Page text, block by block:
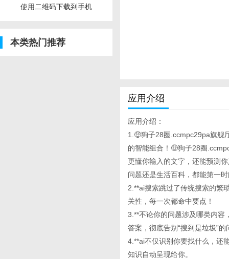
使用二维码下载到手机
本类热门推荐
应用介绍
应用介绍：
1.🤑狗子28圈.ccmpc29pa旗舰
的智能组合！🤑狗子28圈
更懂你输入的文字，还能预测
问题还是生活百科，都能第一
2.**ai搜索跳过了传统搜索的繁
关性，每一次都命中要点！
3.**不论你的问题涉及哪类内容
答案，彻底告别“搜到是垃圾”的
4.**ai不仅识别你要找什么，还
知识自动呈现给你。